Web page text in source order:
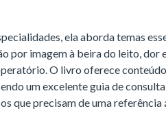
ela aborda temas
por imagem à beira do leito, dor
O livro oferece
um excelente guia de
que precisam de uma